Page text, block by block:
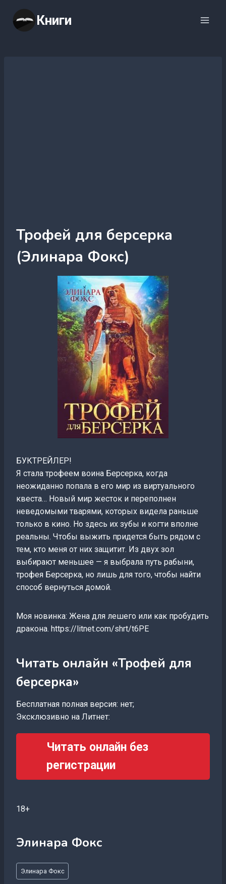
содержимому
Книги
Трофей для берсерка
(Элинара Фокс)
БУКТРЕЙЛЕР!
Я стала трофеем воина Берсерка, когда
неожиданно попала в его мир из виртуального
квеста… Новый мир жесток и переполнен
неведомыми тварями, которых видела раньше
только в кино. Но здесь их зубы и когти вполне
реальны. Чтобы выжить придется быть рядом с
тем, кто меня от них защитит. Из двух зол
выбирают меньшее — я выбрала путь рабыни,
трофея Берсерка, но лишь для того, чтобы найти
способ вернуться домой.
Моя новинка: Жена для лешего или как пробудить
дракона. https://litnet.com/shrt/t6PE
Читать онлайн «Трофей для
берсерка»
Бесплатная полная версия: нет;
Эксклюзивно на Литнет:
Читать онлайн без
регистрации
18+
Элинара Фокс
Метки
записи:
Элинара Фокс